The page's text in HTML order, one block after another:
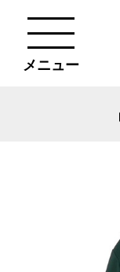
メニュー